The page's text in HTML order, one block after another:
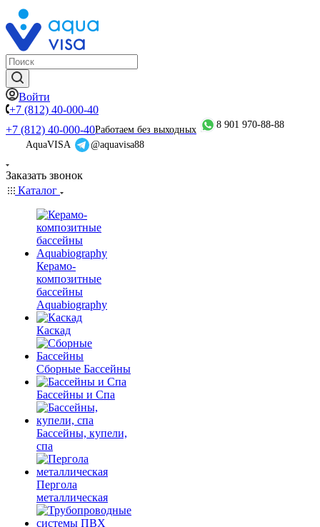
Войти
+7 (812) 40-000-40
+7 (812) 40-000-40Работаем без выходных
8 901 970-88-88
AquaVISA
@aquavisa88
Заказать звонок
Каталог
Керамо-
композитные
бассейны
Aquabiography
Каскад
Сборные Бассейны
Бассейны и Спа
Бассейны, купели,
спа
Пергола
металлическая